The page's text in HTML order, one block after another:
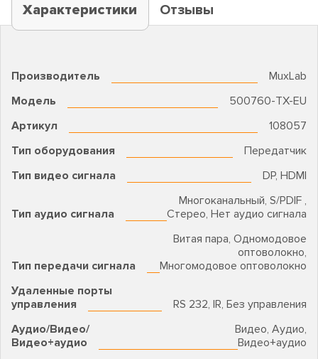
Характеристики Отзывы
Производитель
MuxLab
Модель
500760-TX-EU
Артикул
108057
Тип оборудования
Передатчик
Тип видео сигнала
DP, HDMI
Тип аудио сигнала
Многоканальный, S/PDIF ,
Стерео, Нет аудио сигнала
Тип передачи сигнала
Витая пара, Одномодовое
оптоволокно,
Многомодовое оптоволокно
Удаленные порты
управления
RS 232, IR, Без управления
Аудио/Видео/
Видео+аудио
Видео, Аудио,
Видео+аудио